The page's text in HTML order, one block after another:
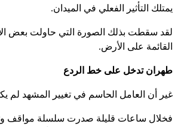
يمتلك التأثير الفعلي في الميدان.
لقد سقطت بذلك الصورة التي حاولت بعض
القائمة على الأرض.
طهران تدخل على خط الردع
غير أن العامل الحاسم في تغيير المشهد لم
فخلال ساعات قليلة صدرت سلسلة مواقف